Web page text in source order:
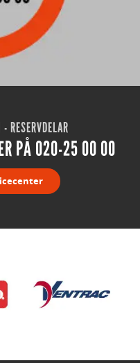
RESERVDELAR
PÅ 020-25 00 00